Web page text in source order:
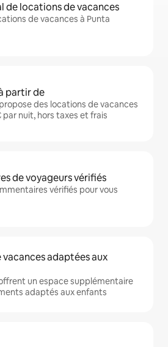
de locations de vacances
de vacances à Punta
partir de
des locations de vacances
par nuit, hors taxes et frais
de voyageurs vérifiés
vérifiés pour vous
adaptées aux
un espace supplémentaire
adaptés aux enfants